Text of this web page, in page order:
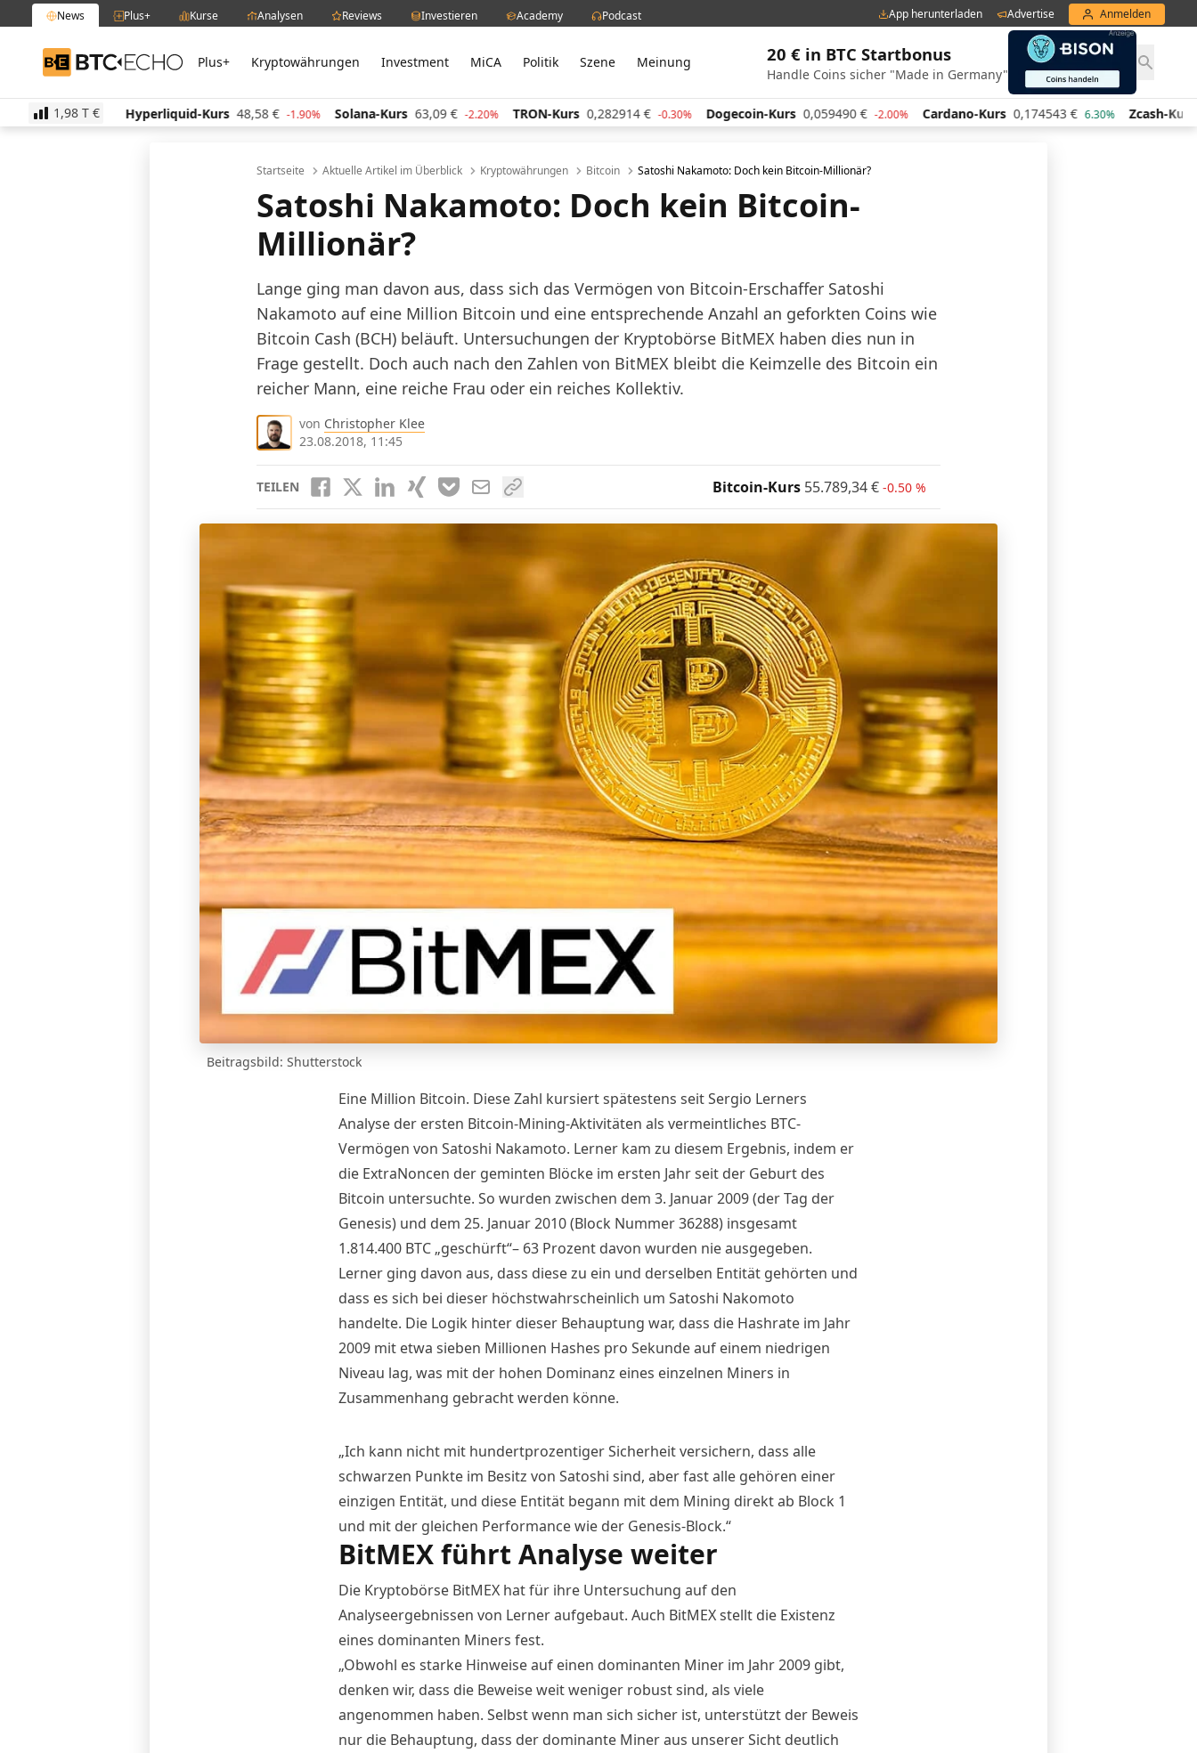
News Plus+ Kurse Analysen Reviews Investieren Academy Podcast App herunterladen Advertise Anmelden
BTC-ECHO Plus+ Kryptowährungen Investment MiCA Politik Szene Meinung 20 € in BTC Startbonus
Handle Coins sicher "Made in Germany"
1,98 T €
-1.60% Hyperliquid-Kurs 48,58 € -1.90% Solana-Kurs 63,09 € -2.20% TRON-Kurs 0,282914 € -0.30% Dogecoin-Kurs 0,059490 € -2.00% Cardano-Kurs 0,174543 € 6.30% Zcash-Kurs
Startseite Aktuelle Artikel im Überblick Kryptowährungen Bitcoin Satoshi Nakamoto: Doch kein Bitcoin-Millionär?
Satoshi Nakamoto: Doch kein Bitcoin-
Millionär?
Lange ging man davon aus, dass sich das Vermögen von Bitcoin-Erschaffer Satoshi
Nakamoto auf eine Million Bitcoin und eine entsprechende Anzahl an geforkten Coins wie
Bitcoin Cash (BCH) beläuft. Untersuchungen der Kryptobörse BitMEX haben dies nun in
Frage gestellt. Doch auch nach den Zahlen von BitMEX bleibt die Keimzelle des Bitcoin ein
reicher Mann, eine reiche Frau oder ein reiches Kollektiv.
von Christopher Klee
23.08.2018, 11:45
TEILEN Bitcoin-Kurs 55.789,34€ -0.50 %
Beitragsbild: Shutterstock
Eine Million Bitcoin. Diese Zahl kursiert spätestens seit Sergio Lerners
Analyseder ersten Bitcoin-Mining-Aktivitäten als vermeintliches BTC-
Vermögen von Satoshi Nakamoto. Lerner kam zu diesem Ergebnis, indem er
die ExtraNoncen der geminten Blöcke im ersten Jahr seit der Geburt des
Bitcoin untersuchte. So wurden zwischen dem 3. Januar 2009 (der Tag der
Genesis) und dem 25. Januar 2010 (Block Nummer 36288) insgesamt
1.814.400 BTC „geschürft“– 63 Prozent davon wurden nie ausgegeben.
Lerner ging davon aus, dass diese zu ein und derselben Entität gehörten und
dass es sich bei dieser höchstwahrscheinlich um Satoshi Nakomoto
handelte. Die Logik hinter dieser Behauptung war, dass die Hashrate im Jahr
2009 mit etwa sieben Millionen Hashes pro Sekunde auf einem niedrigen
Niveau lag, was mit der hohen Dominanz eines einzelnen Miners in
Zusammenhang gebracht werden könne.
„Ich kann nicht mit hundertprozentiger Sicherheit versichern, dass alle
schwarzen Punkte im Besitz von Satoshi sind, aber fast alle gehören einer
einzigen Entität, und diese Entität begann mit dem Mining direkt ab Block 1
und mit der gleichen Performance wie der Genesis-Block.“
BitMEX führt Analyse weiter
Die Kryptobörse BitMEX hat für ihre Untersuchung auf den
Analyseergebnissen von Lerner aufgebaut. Auch BitMEX stellt die Existenz
eines dominanten Miners fest.
„Obwohl es starke Hinweise auf einen dominanten Miner im Jahr 2009 gibt,
denken wir, dass die Beweise weit weniger robust sind, als viele
angenommen haben. Selbst wenn man sich sicher ist, unterstützt der Beweis
nur die Behauptung, dass der dominante Miner aus unserer Sicht deutlich